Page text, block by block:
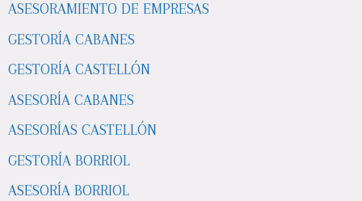
ASESORAMIENTO DE EMPRESAS
GESTORÍA CABANES
GESTORÍA CASTELLÓN
ASESORÍA CABANES
ASESORÍAS CASTELLÓN
GESTORÍA BORRIOL
ASESORÍA BORRIOL